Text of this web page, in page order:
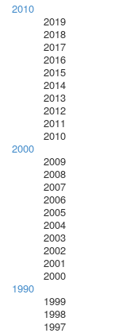
2010
2019
2018
2017
2016
2015
2014
2013
2012
2011
2010
2000
2009
2008
2007
2006
2005
2004
2003
2002
2001
2000
1990
1999
1998
1997